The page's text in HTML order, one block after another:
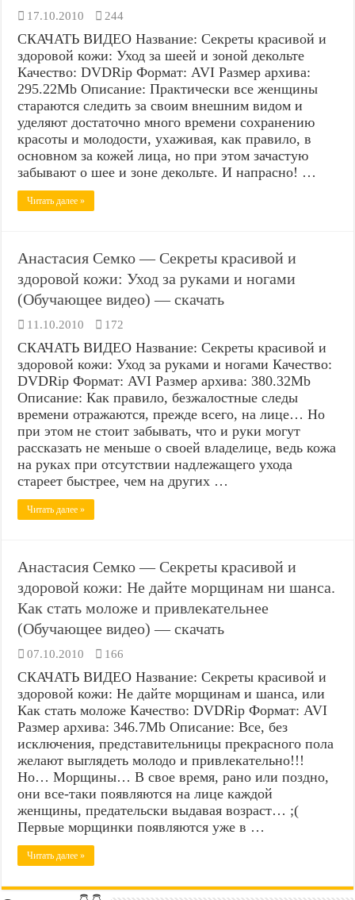
17.10.2010 244
СКАЧАТЬ ВИДЕО Название: Секреты красивой и
здоровой кожи: Уход за шеей и зоной декольте
Качество: DVDRip Формат: AVI Размер архива:
295.22Mb Описание: Практически все женщины
стараются следить за своим внешним видом и
уделяют достаточно много времени сохранению
красоты и молодости, ухаживая, как правило, в
основном за кожей лица, но при этом зачастую
забывают о шее и зоне декольте. И напрасно! …
Читать далее »
Анастасия Семко — Секреты красивой и
здоровой кожи: Уход за руками и ногами
(Обучающее видео) — скачать
11.10.2010 172
СКАЧАТЬ ВИДЕО Название: Секреты красивой и
здоровой кожи: Уход за руками и ногами Качество:
DVDRip Формат: AVI Размер архива: 380.32Mb
Описание: Как правило, безжалостные следы
времени отражаются, прежде всего, на лице… Но
при этом не стоит забывать, что и руки могут
рассказать не меньше о своей владелице, ведь кожа
на руках при отсутствии надлежащего ухода
стареет быстрее, чем на других …
Читать далее »
Анастасия Семко — Секреты красивой и
здоровой кожи: Не дайте морщинам ни шанса.
Как стать моложе и привлекательнее
(Обучающее видео) — скачать
07.10.2010 166
СКАЧАТЬ ВИДЕО Название: Секреты красивой и
здоровой кожи: Не дайте морщинам и шанса, или
Как стать моложе Качество: DVDRip Формат: AVI
Размер архива: 346.7Mb Описание: Все, без
исключения, представительницы прекрасного пола
желают выглядеть молодо и привлекательно!!!
Но… Морщины… В свое время, рано или поздно,
они все-таки появляются на лице каждой
женщины, предательски выдавая возраст… ;(
Первые морщинки появляются уже в …
Читать далее »